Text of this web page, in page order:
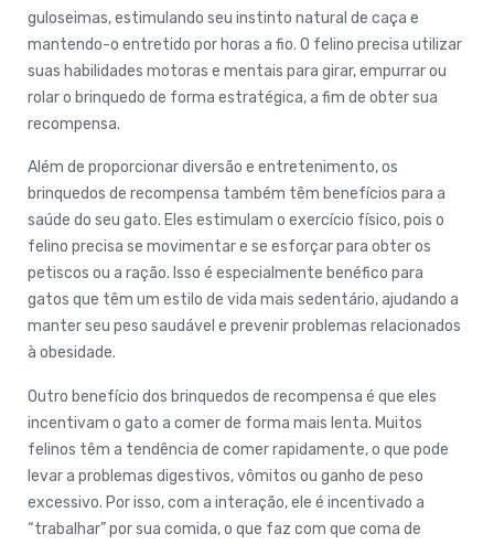
guloseimas, estimulando seu instinto natural de caça e
mantendo-o entretido por horas a fio. O felino precisa utilizar
suas habilidades motoras e mentais para girar, empurrar ou
rolar o brinquedo de forma estratégica, a fim de obter sua
recompensa.
Além de proporcionar diversão e entretenimento, os
brinquedos de recompensa também têm benefícios para a
saúde do seu gato. Eles estimulam o exercício físico, pois o
felino precisa se movimentar e se esforçar para obter os
petiscos ou a ração. Isso é especialmente benéfico para
gatos que têm um estilo de vida mais sedentário, ajudando a
manter seu peso saudável e prevenir problemas relacionados
à obesidade.
Outro benefício dos brinquedos de recompensa é que eles
incentivam o gato a comer de forma mais lenta. Muitos
felinos têm a tendência de comer rapidamente, o que pode
levar a problemas digestivos, vômitos ou ganho de peso
excessivo. Por isso, com a interação, ele é incentivado a
“trabalhar” por sua comida, o que faz com que coma de